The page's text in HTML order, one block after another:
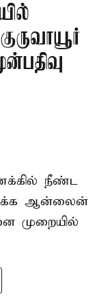
நீண்ட
ஆன்லைன்
முறையில்